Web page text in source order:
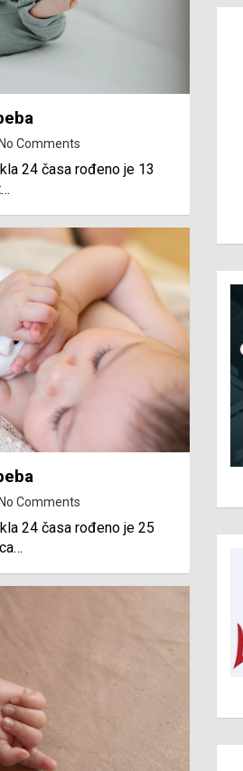
Comments
24 časa rođeno je 13
Comments
24 časa rođeno je 25